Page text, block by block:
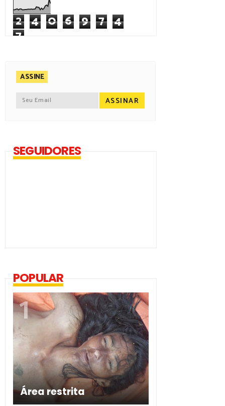
2 4 0 6 9 7 4
7
ASSINE
SEGUIDORES
POPULAR
Área restrita